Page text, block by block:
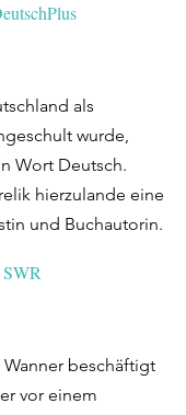
als
wurde,
Wort Deutsch.
hierzulande eine
und Buchautorin.
Wanner beschäftigt
vor einem